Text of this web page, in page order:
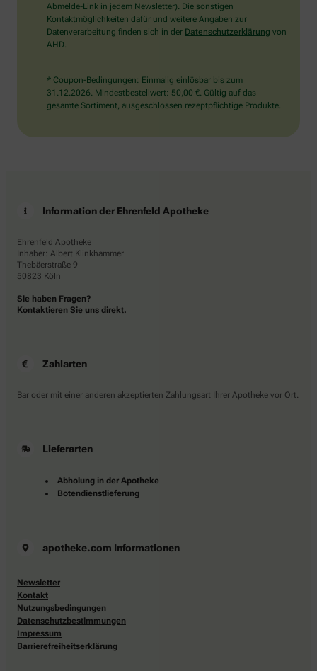
Abmelde-Link in jedem Newsletter). Die sonstigen
Kontaktmöglichkeiten dafür und weitere Angaben zur
Datenverarbeitung finden sich in der Datenschutzerklärung von
AHD.
* Coupon-Bedingungen: Einmalig einlösbar bis zum
31.12.2026. Mindestbestellwert: 50,00 €. Gültig auf das
gesamte Sortiment, ausgeschlossen rezeptpflichtige Produkte.
Information der Ehrenfeld Apotheke
Ehrenfeld Apotheke
Inhaber: Albert Klinkhammer
Thebäerstraße 9
50823 Köln
Sie haben Fragen?
Kontaktieren Sie uns direkt.
Zahlarten
Bar oder mit einer anderen akzeptierten Zahlungsart Ihrer Apotheke vor Ort.
Lieferarten
Abholung in der Apotheke
Botendienstlieferung
apotheke.com Informationen
Newsletter
Kontakt
Nutzungsbedingungen
Datenschutzbestimmungen
Impressum
Barrierefreiheitserklärung